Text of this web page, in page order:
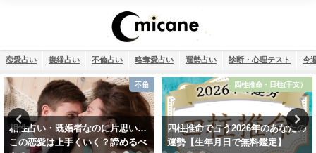
恋愛占い 復縁占い 不倫占い 略奪愛占い 運勢占い 診断・心理テスト 今
四柱推命・日柱(干支）
四柱推命で占う2026年のあなたの
運勢【生年月日で無料鑑定】
12星座
【2026年】12星座別の運勢まとめ